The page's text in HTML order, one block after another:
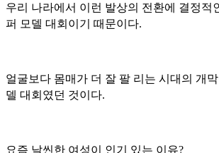
우리 나라에서 이런 발상의 전환에 결정적
퍼 모델 대회이기 때문이다.
얼굴보다 몸매가 더 잘 팔 리는 시대의 개
델 대회였던 것이다.
요즘 날씬한 여성이 인기 있는 이유?